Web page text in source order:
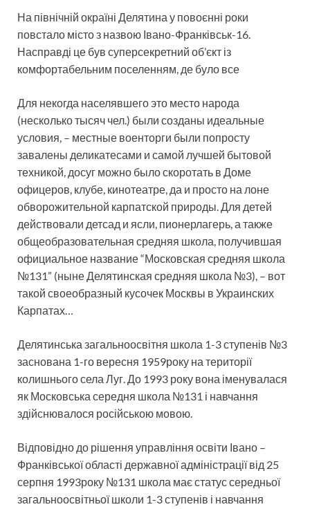
На північній окраїні Делятина у повоєнні роки
повстало місто з назвою Івано-Франківськ-16.
Насправді це був суперсекретний об’єкт із
комфортабельним поселенням, де було все
Для некогда населявшего это место народа
(несколько тысяч чел.) были созданы идеальные
условия, – местные военторги были попросту
завалены деликатесами и самой лучшей бытовой
техникой, досуг можно было скоротать в Доме
офицеров, клубе, кинотеатре, да и просто на лоне
обворожительной карпатской природы. Для детей
действовали детсад и ясли, пионерлагерь, а также
общеобразовательная средняя школа, получившая
официальное название “Московская средняя школа
№131” (ныне Делятинская средняя школа №3), – вот
такой своеобразный кусочек Москвы в Украинских
Карпатах…
Делятинська загальноосвітня школа 1-3 ступенів №3
заснована 1-го вересня 1959року на території
колишнього села Луг. До 1993 року вона іменувалася
як Московська середня школа №131 і навчання
здійснювалося російською мовою.
Відповідно до рішення управління освіти Івано –
Франківської області державної адміністрації від 25
серпня 1993року №131 школа має статус середньої
загальноосвітньої школи 1-3 ступенів і навчання